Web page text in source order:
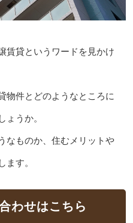
賃貸というワードを見かけ
物件とどのようなところに
ょうか。
なものか、住むメリットや
ます。
わせはこちら